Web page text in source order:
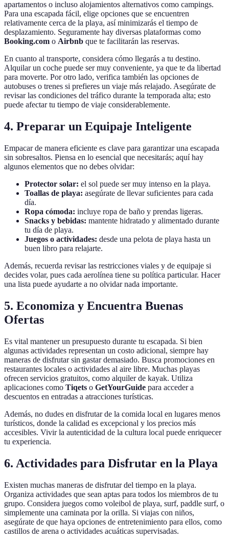
apartamentos o incluso alojamientos alternativos como campings.
Para una escapada fácil, elige opciones que se encuentren
relativamente cerca de la playa, así minimizarás el tiempo de
desplazamiento. Seguramente hay diversas plataformas como
Booking.com o Airbnb que te facilitarán las reservas.
En cuanto al transporte, considera cómo llegarás a tu destino.
Alquilar un coche puede ser muy conveniente, ya que te da libertad
para moverte. Por otro lado, verifica también las opciones de
autobuses o trenes si prefieres un viaje más relajado. Asegúrate de
revisar las condiciones del tráfico durante la temporada alta; esto
puede afectar tu tiempo de viaje considerablemente.
4. Preparar un Equipaje Inteligente
Empacar de manera eficiente es clave para garantizar una escapada
sin sobresaltos. Piensa en lo esencial que necesitarás; aquí hay
algunos elementos que no debes olvidar:
Protector solar: el sol puede ser muy intenso en la playa.
Toallas de playa: asegúrate de llevar suficientes para cada
día.
Ropa cómoda: incluye ropa de baño y prendas ligeras.
Snacks y bebidas: mantente hidratado y alimentado durante
tu día de playa.
Juegos o actividades: desde una pelota de playa hasta un
buen libro para relajarte.
Además, recuerda revisar las restricciones viales y de equipaje si
decides volar, pues cada aerolínea tiene su política particular. Hacer
una lista puede ayudarte a no olvidar nada importante.
5. Economiza y Encuentra Buenas
Ofertas
Es vital mantener un presupuesto durante tu escapada. Si bien
algunas actividades representan un costo adicional, siempre hay
maneras de disfrutar sin gastar demasiado. Busca promociones en
restaurantes locales o actividades al aire libre. Muchas playas
ofrecen servicios gratuitos, como alquiler de kayak. Utiliza
aplicaciones como Tiqets o GetYourGuide para acceder a
descuentos en entradas a atracciones turísticas.
Además, no dudes en disfrutar de la comida local en lugares menos
turísticos, donde la calidad es excepcional y los precios más
accesibles. Vivir la autenticidad de la cultura local puede enriquecer
tu experiencia.
6. Actividades para Disfrutar en la Playa
Existen muchas maneras de disfrutar del tiempo en la playa.
Organiza actividades que sean aptas para todos los miembros de tu
grupo. Considera juegos como voleibol de playa, surf, paddle surf, o
simplemente una caminata por la orilla. Si viajas con niños,
asegúrate de que haya opciones de entretenimiento para ellos, como
castillos de arena o actividades acuáticas supervisadas.